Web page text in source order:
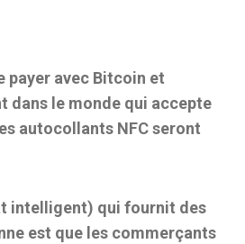
payer avec Bitcoin et
dans le monde qui accepte
autocollants NFC seront
intelligent) qui fournit des
est que les commerçants